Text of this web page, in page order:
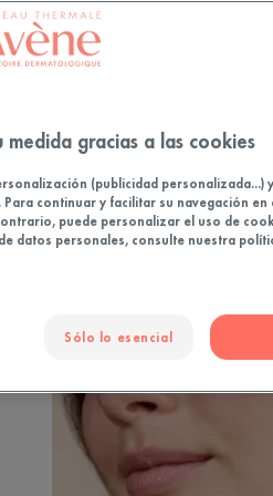
sensible
medida gracias a las cookies
(publicidad personalizada...)
continuar y facilitar su navegación en
puede personalizar el uso de
datos personales, consulte nuestra
Sólo lo esencial